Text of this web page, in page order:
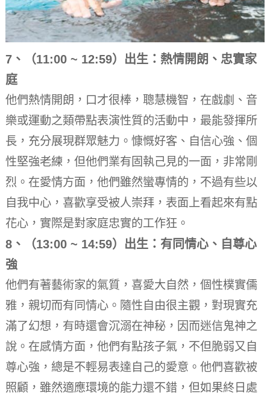
7、（11:00 ~ 12:59）出生：熱情開朗、忠實家
庭
他們熱情開朗，口才很棒，聰慧機智，在戲劇、音
樂或運動之類帶點表演性質的活動中，最能發揮所
長，充分展現群眾魅力。 慷慨好客、自信心強、個
性堅強老練，但他們業有固執己見的一面，非常剛
烈。在愛情方面，他們雖然蠻專情的，不過有些以
自我中心，喜歡享受被人崇拜，表面上看起來有點
花心，實際是對家庭忠實的工作狂。
8、（13:00 ~ 14:59）出生：有同情心、自尊心
強
他們有著藝術家的氣質，喜愛大自然，個性樸實儒
雅，親切而有同情心。 隨性自由很主觀，對現實充
滿了幻想，有時還會沉溺在神秘，因而迷信鬼神之
說。在感情方面，他們有點孩子氣，不但脆弱又自
尊心強，總是不輕易表達自己的愛意。他們喜歡被
照顧，雖然適應環境的能力還不錯，但如果終日處